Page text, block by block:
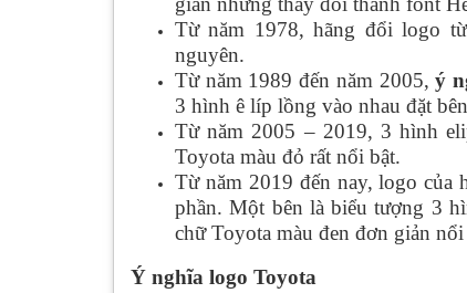
Từ năm 1978, hãng đổi logo
nguyên.
Từ năm 1989 đến năm 2005,ý
3 hình ê líp lồng vào nhau đặt
Từ năm 2005 – 2019, 3 hình
Toyota màu đỏ rất nổi bật.
Từ năm 2019 đến nay, logo của
phần. Một bên là biểu tượng 3
chữ Toyota màu đen đơn giản
Ý nghĩa logo Toyota